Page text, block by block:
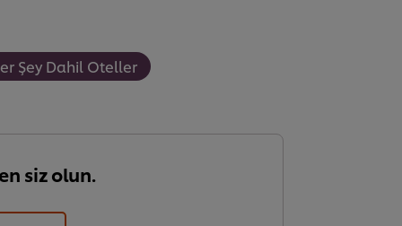
Şey Dahil Oteller
siz olun.